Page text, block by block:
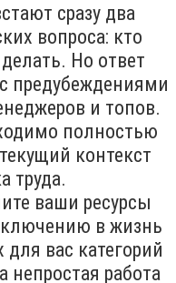
сразу два
вопроса: кто
Но ответ
предубеждениями
и топов.
полностью
контекст
труда.
ваши ресурсы
в жизнь
вас категорий
непростая работа